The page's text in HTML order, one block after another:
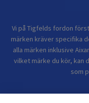
Vi på Tigfelds fordon
märken kräver specifika
alla märken inklusive
vilket märke du kör, kan
som